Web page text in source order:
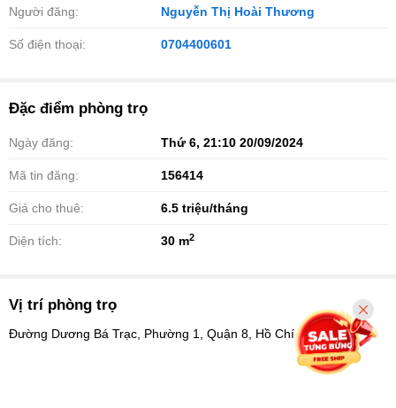
Người đăng: Nguyễn Thị Hoài Thương
Số điện thoại: 0704400601
Đặc điểm phòng trọ
Ngày đăng: Thứ 6, 21:10 20/09/2024
Mã tin đăng: 156414
Giá cho thuê: 6.5 triệu/tháng
Diện tích: 30 m2
Vị trí phòng trọ
Đường Dương Bá Trạc, Phường 1, Quận 8, Hồ Chí Minh